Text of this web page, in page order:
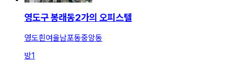
영도구 봉래동2가의 오피스텔
영도흰여울남포동중앙동
방1